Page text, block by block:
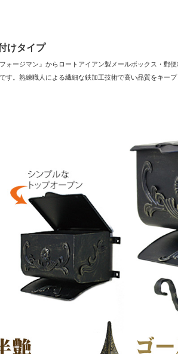
けタイプ
ージマン』からロートアイアン製メールボックス・郵
。熟練職人による繊細な鉄加工技術で高い品質をキー